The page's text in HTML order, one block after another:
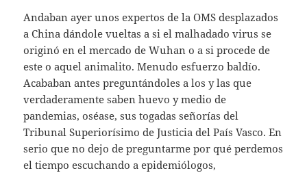
Andaban ayer unos expertos de la OMS desplazados
a China dándole vueltas a si el malhadado virus se
originó en el mercado de Wuhan o a si procede de
este o aquel animalito. Menudo esfuerzo baldío.
Acababan antes preguntándoles a los y las que
verdaderamente saben huevo y medio de
pandemias, oséase, sus togadas señorías del
Tribunal Superiorísimo de Justicia del País Vasco. En
serio que no dejo de preguntarme por qué perdemos
el tiempo escuchando a epidemiólogos,